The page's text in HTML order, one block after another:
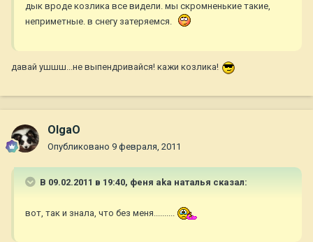
дык вроде козлика все видели. мы скромненькие такие,
неприметные. в снегу затеряемся.
давай ушшш...не выпендривайся! кажи козлика!
OlgaO
Опубликовано 9 февраля, 2011
В 09.02.2011 в 19:40, феня aka наталья сказал:
вот, так и знала, что без меня..........